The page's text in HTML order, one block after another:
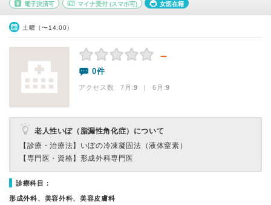
電子決済可 マイナ受付(スマホ可) 女医在籍
土曜（〜14:00）
－
0件
アクセス数 7月:9 | 6月:9
老人性いぼ（脂漏性角化症）について
【診療・治療法】 いぼの冷凍凝固法（液体窒素）
【専門医・資格】 形成外科専門医
診療科目：
形成外科、美容外科、美容皮膚科